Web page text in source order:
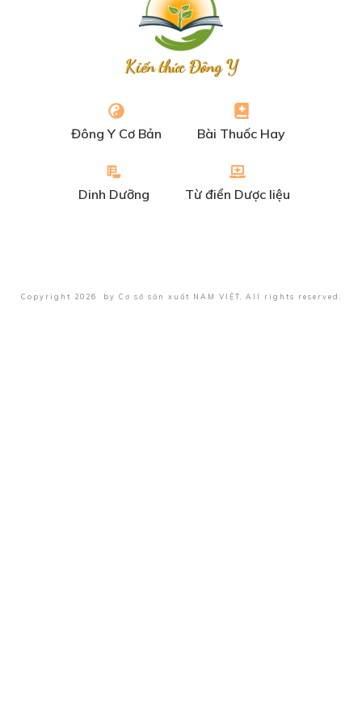
Kiến thức Đông Y
Đông Y Cơ Bản Bài Thuốc Hay
Dinh Dưỡng Từ điển Dược liệu
Copyright 2026 by Cơ sở sản xuất NAM VIỆT , All rights reserved.